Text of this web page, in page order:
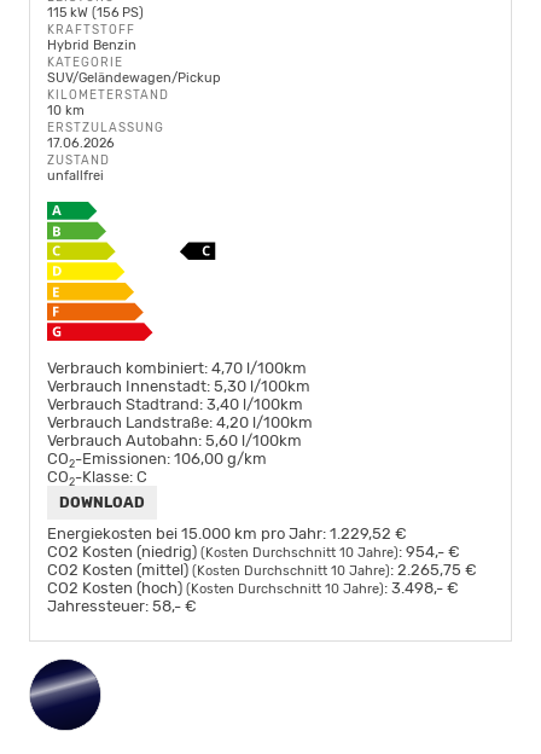
115 kW (156 PS)
KRAFTSTOFF
Hybrid Benzin
KATEGORIE
SUV/Geländewagen/Pickup
KILOMETERSTAND
10 km
ERSTZULASSUNG
17.06.2026
ZUSTAND
unfallfrei
Verbrauch kombiniert: 4,70 l/100km
Verbrauch Innenstadt: 5,30 l/100km
Verbrauch Stadtrand: 3,40 l/100km
Verbrauch Landstraße: 4,20 l/100km
Verbrauch Autobahn: 5,60 l/100km
CO2-Emissionen: 106,00 g/km
CO2-Klasse: C
DOWNLOAD
Energiekosten bei 15.000 km pro Jahr: 1.229,52 €
CO2 Kosten (niedrig) (Kosten Durchschnitt 10 Jahre): 954,- €
CO2 Kosten (mittel) (Kosten Durchschnitt 10 Jahre): 2.265,75 €
CO2 Kosten (hoch) (Kosten Durchschnitt 10 Jahre): 3.498,- €
Jahressteuer: 58,- €